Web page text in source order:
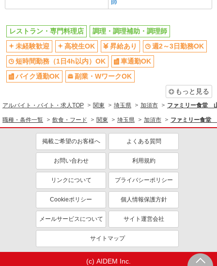
師
レストラン・専門料理店
調理・調理補助・調理師
未経験歓迎
高校生OK 昇給あり
週2～3日勤務OK
短時間勤務（1日4h以内）OK
車通勤OK
バイク通勤OK
副業・WワークOK
もっと見る
アルバイト・バイト・求人TOP 関東 埼玉県 加須市 ファミリー食堂
職種・条件一覧 飲食・フード 関東 埼玉県 加須市 ファミリー食堂
掲載ご希望のお客様へ よくある質問
お問い合わせ 利用規約
リンクについて プライバシーポリシー
Cookieポリシー 個人情報保護方針
メールサービスについて サイト運営会社
サイトマップ
(c) AIDEM Inc.